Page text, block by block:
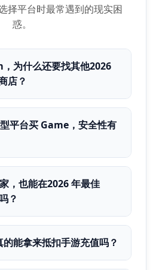
择平台时最常遇到的现实困
惑。
为什么还要找其他2026
店？
平台买 Game，安全性有
，也能在2026 年最佳
？
能拿来抵扣手游充值吗？